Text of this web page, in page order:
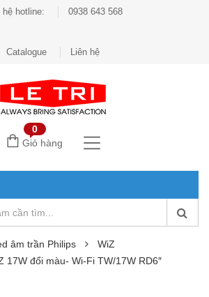
hệ hotline: 0938 643 568
Catalogue Liên hệ
0
Giỏ hàng
âm trần Philips
WiZ
17W đổi màu- Wi-Fi TW/17W RD6″